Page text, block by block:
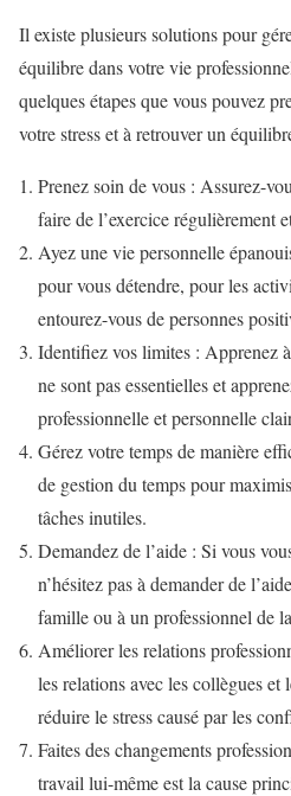
Il existe plusieurs solutions pour
équilibre dans votre vie
quelques étapes que vous pouvez
votre stress et à retrouver un
Prenez soin de vous : Assurez-
faire de l’exercice régulièrement
Ayez une vie personnelle
pour vous détendre, pour les
entourez-vous de personnes
Identifiez vos limites : Apprenez
ne sont pas essentielles et
professionnelle et personnelle
Gérez votre temps de manière
de gestion du temps pour
tâches inutiles.
Demandez de l’aide : Si vous
n’hésitez pas à demander de
famille ou à un professionnel de
Améliorer les relations
les relations avec les collègues et
réduire le stress causé par les
Faites des changements
travail lui-même est la cause